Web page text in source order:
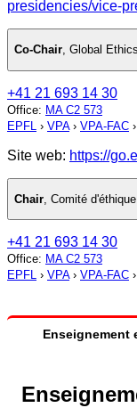
presidencies/vice-
Co-Chair, Global
+41 21 693 14 30
Office: MA C2 573
EPFL › VPA› VPA-FAC ›
Site web: https://
Chair, Comité
+41 21 693 14 30
Office: MA C2 573
EPFL › VPA› VPA-FAC ›
Enseignement